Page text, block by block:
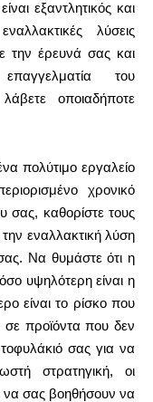
εξαντλητικός και
λύσεις
την έρευνά σας και
του
οποιαδήποτε
πολύτιμο εργαλείο
χρονικό
σας, καθορίστε τους
την εναλλακτική λύση
Να θυμάστε ότι η
υψηλότερη είναι η
είναι το ρίσκο που
προϊόντα που δεν
σας για να
στρατηγική, οι
να σας βοηθήσουν να